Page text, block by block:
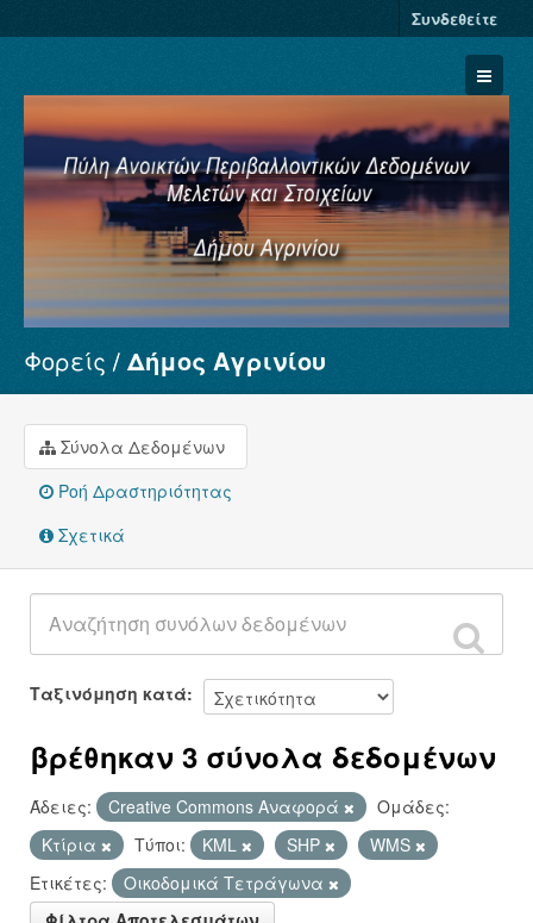
Συνδεθείτε
Σύνολα Δεδομένων
Φορείς
Ομάδες
Σχετικά
Φορείς Δήμος Αγρινίου
Σύνολα Δεδομένων
Ροή Δραστηριότητας
Σχετικά
Ταξινόμηση κατά
βρέθηκαν 3 σύνολα δεδομένων
Άδειες: Creative Commons Αναφορά
Ομάδες:
Κτίρια
Τύποι: KML SHP
WMS
Ετικέτες:
Οικοδομικά Τετράγωνα